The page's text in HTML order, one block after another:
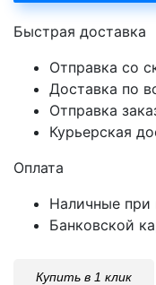
Быстрая доставка
Отправка со
Доставка по
Отправка
Курьерская
Оплата
Наличные при
Банковской
Купить в 1 клик